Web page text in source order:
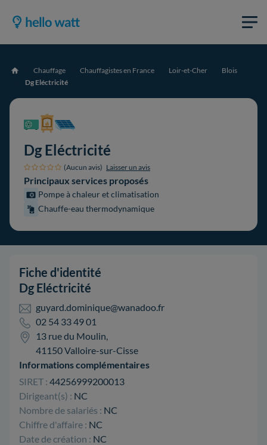
Accueil Chauffage Chauffagistes en France Loir-et-Cher
Blois
Dg Eléctricité
Dg Eléctricité
(Aucun avis) Laisser un avis
Principaux services proposés
Pompe à chaleur et climatisation
Chauffe-eau thermodynamique
Fiche d'identité
Dg Eléctricité
guyard.dominique@wanadoo.fr
02 54 33 49 01
13 rue du Moulin,
41150 Valloire-sur-Cisse
Informations complémentaires
SIRET : 44256999200013
Dirigeant(s) : NC
Nombre de salariés : NC
Chiffre d'affaire : NC
Date de création : NC